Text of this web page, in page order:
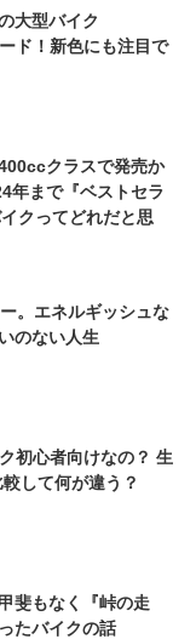
大型バイク
ド！新色にも注目で
クラスで発売か
まで『ベストセラ
クってどれだと思
。エネルギッシュな
のない人生
初心者向けなの？ 生
して何が違う？
斐もなく『峠の走
たバイクの話